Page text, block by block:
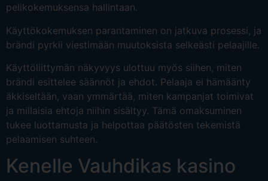
pelikokemuksensa hallintaan.
Käyttökokemuksen parantaminen on jatkuva prosessi, ja
brändi pyrkii viestimään muutoksista selkeästi pelaajille.
Käyttöliittymän näkyvyys ulottuu myös siihen, miten
brändi esittelee säännöt ja ehdot. Pelaaja ei hämäänty
äkkiseltään, vaan ymmärtää, miten kampanjat toimivat
ja millaisia ehtoja niihin sisältyy. Tämä omaksuminen
tukee luottamusta ja helpottaa päätösten tekemistä
pelaamisen suhteen.
Kenelle Vauhdikas kasino